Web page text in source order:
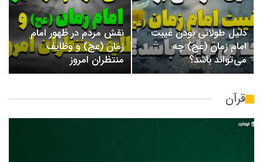
دلیل طولانی بودن غیبت
امام زمان (عج) چه
می‌تواند باشد؟
نقش مردم در ظهور امام
زمان (عج) و وظایف
منتظران امروز
قرآن